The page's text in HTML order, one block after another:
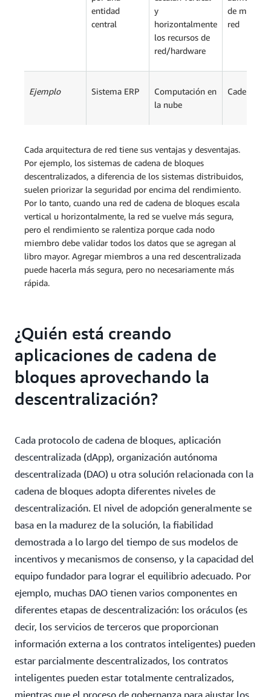
entidad
central
y
horizontalmente
los recursos de
red/hardware
de
red
Ejemplo Sistema ERP
Computación en
la nube
Cadena de
Cada arquitectura de red tiene sus ventajas y desventajas.
Por ejemplo, los sistemas de cadena de bloques
descentralizados, a diferencia de los sistemas distribuidos,
suelen priorizar la seguridad por encima del rendimiento.
Por lo tanto, cuando una red de cadena de bloques escala
vertical u horizontalmente, la red se vuelve más segura,
pero el rendimiento se ralentiza porque cada nodo
miembro debe validar todos los datos que se agregan al
libro mayor. Agregar miembros a una red descentralizada
puede hacerla más segura, pero no necesariamente más
rápida.
¿Quién está creando
aplicaciones de cadena de
bloques aprovechando la
descentralización?
Cada protocolo de cadena de bloques, aplicación
descentralizada (dApp), organización autónoma
descentralizada (DAO) u otra solución relacionada con la
cadena de bloques adopta diferentes niveles de
descentralización. El nivel de adopción generalmente se
basa en la madurez de la solución, la fiabilidad
demostrada a lo largo del tiempo de sus modelos de
incentivos y mecanismos de consenso, y la capacidad del
equipo fundador para lograr el equilibrio adecuado. Por
ejemplo, muchas DAO tienen varios componentes en
diferentes etapas de descentralización: los oráculos (es
decir, los servicios de terceros que proporcionan
información externa a los contratos inteligentes) pueden
estar parcialmente descentralizados, los contratos
inteligentes pueden estar totalmente centralizados,
mientras que el proceso de gobernanza para ajustar los